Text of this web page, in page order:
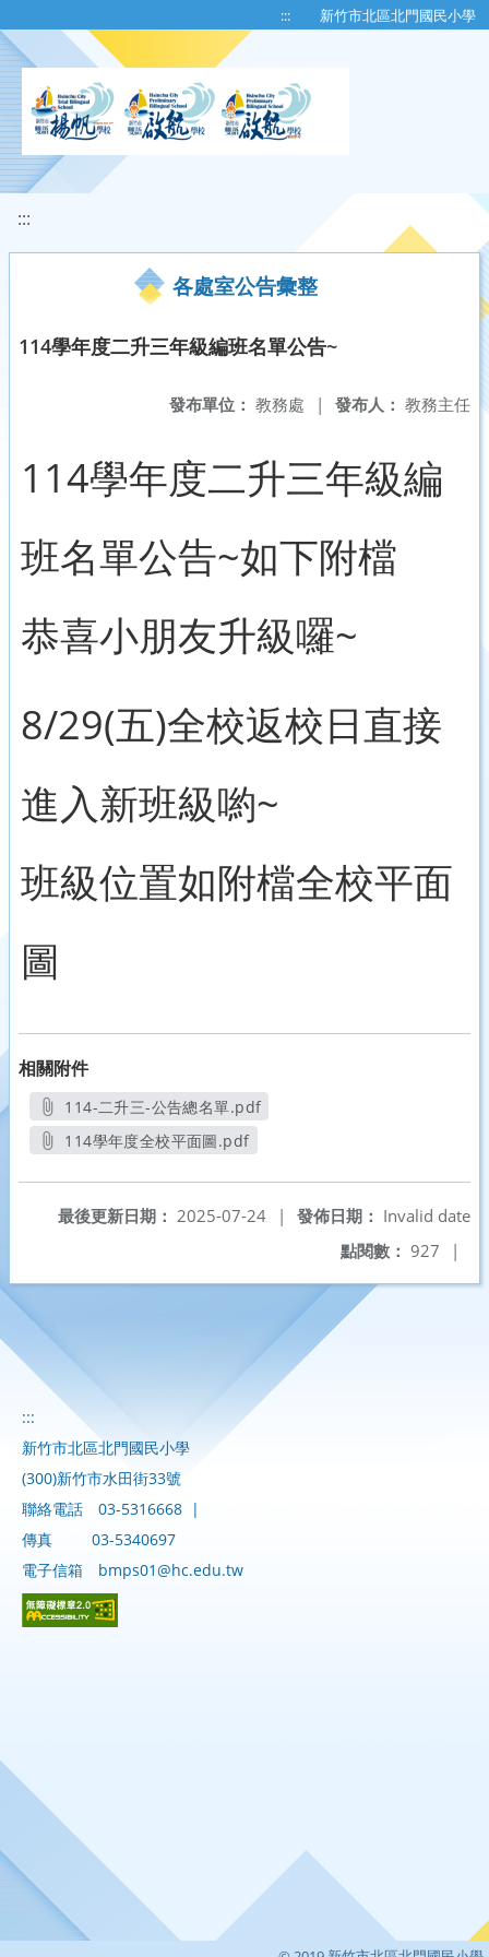
::: 新竹市北區北門國民小學
:::
各處室公告彙整
114學年度二升三年級編班名單公告~
發布人： 教務主任
發布單位： 教務處 |
114學年度二升三年級編
班名單公告~如下附檔
恭喜小朋友升級囉~
8/29(五)全校返校日直接
進入新班級喲~
班級位置如附檔全校平面
圖
相關附件
114-二升三-公告總名單.pdf
另開新視窗
114學年度全校平面圖.pdf
發佈日期： Invalid date
最後更新日期： 2025-07-24
|
點閱數： 927 |
:::
新竹市北區北門國民小學
(300)新竹市水田街33號
聯絡電話
03-5316668 |
傳真
03-5340697
電子信箱
bmps01@hc.edu.tw